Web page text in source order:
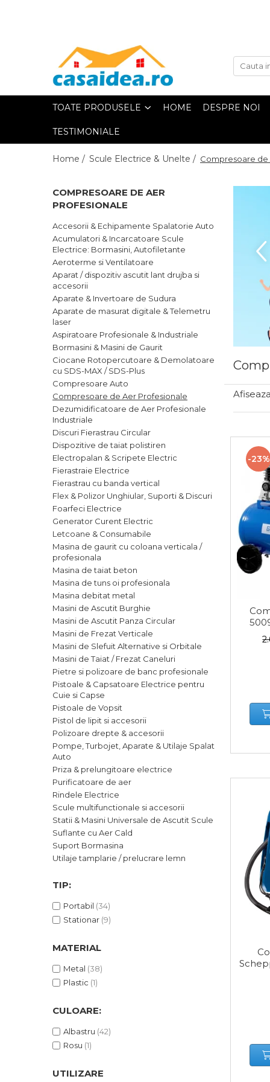
Adeziv Instant & Super Glue
Adeziv Bicomponent &
Pasta de Lipit Universala
Banda Izolatoare
Banda Teflon
Articole Pentru Casa
Articole Pentru Gradina
Accesorii Bucatarie
Termostat
Alarme Casa
Accesorii Baie
Accesorii Telefoane
Casti Audio
Accesorii Laptop & PC
Ultrasunete
Cutii Depozitare
Chinga & Suport Mobila
imbracaminte si incaltaminte
Jucarii
Microscoape
Cantare
Rafturi
Baterii & Acumulatori
Baterii AAA
Baterii AA
Corpuri de Iluminat
Lanterne
Proiectoare
Iluminare Led
Echipamente Pentru Service-uri
Tester de Tensiune
TOATE PRODUSELE HOME DESPRE NOI
TESTIMONIALE
Home / Scule Electrice & Unelte / Compresoare de
COMPRESOARE DE AER
PROFESIONALE
Accesorii & Echipamente Spalatorie Auto
Acumulatori & Incarcatoare Scule
Electrice: Bormasini, Autofiletante
Aeroterme si Ventilatoare
Aparat / dispozitiv ascutit lant drujba si
accesorii
Aparate & Invertoare de Sudura
Aparate de masurat digitale & Telemetru
laser
Aspiratoare Profesionale & Industriale
Bormasini & Masini de Gaurit
Ciocane Rotopercutoare & Demolatoare
cu SDS-MAX / SDS-Plus
Compresoare Auto
Compresoare de Aer Profesionale
Dezumidificatoare de Aer Profesionale
Industriale
Discuri Fierastrau Circular
Dispozitive de taiat polistiren
Electropalan & Scripete Electric
Fierastraie Electrice
Fierastrau cu banda vertical
Flex & Polizor Unghiular, Suporti & Discuri
Foarfeci Electrice
Generator Curent Electric
Letcoane & Consumabile
Masina de gaurit cu coloana verticala /
profesionala
Masina de taiat beton
Masina de tuns oi profesionala
Masina debitat metal
Masini de Ascutit Burghie
Masini de Ascutit Panza Circular
Masini de Frezat Verticale
Masini de Slefuit Alternative si Orbitale
Masini de Taiat / Frezat Caneluri
Pietre si polizoare de banc profesionale
Pistoale & Capsatoare Electrice pentru
Cuie si Capse
Pistoale de Vopsit
Pistol de lipit si accesorii
Polizoare drepte & accesorii
Pompe, Turbojet, Aparate & Utilaje Spalat
Auto
Priza & prelungitoare electrice
Purificatoare de aer
Rindele Electrice
Scule multifunctionale si accesorii
Statii & Masini Universale de Ascutit Scule
Suflante cu Aer Cald
Suport Bormasina
Utilaje tamplarie / prelucrare lemn
TIP:
Portabil (34)
Stationar (9)
MATERIAL
Metal (38)
Plastic (1)
CULOARE:
Albastru (42)
Rosu (1)
UTILIZARE
-23%